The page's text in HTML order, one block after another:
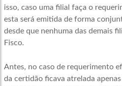
isso, caso uma filial faça o
esta será emitida de forma
desde que nenhuma das demais
Fisco.
Antes, no caso de requerimento
da certidão ficava atrelada